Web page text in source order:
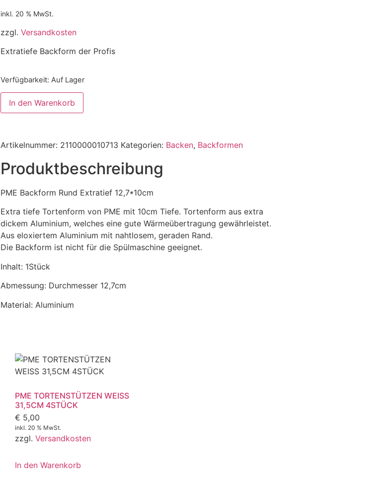
inkl. 20 % MwSt.
zzgl. Versandkosten
Extratiefe Backform der Profis
Verfügbarkeit: Auf Lager
In den Warenkorb
Artikelnummer: 2110000010713 Kategorien: Backen, Backformen
Produktbeschreibung
PME Backform Rund Extratief 12,7*10cm
Extra tiefe Tortenform von PME mit 10cm Tiefe. Tortenform aus extra
dickem Aluminium, welches eine gute Wärmeübertragung gewährleistet.
Aus eloxiertem Aluminium mit nahtlosem, geraden Rand.
Die Backform ist nicht für die Spülmaschine geeignet.
Inhalt: 1Stück
Abmessung: Durchmesser 12,7cm
Material: Aluminium
PME TORTENSTÜTZEN WEISS
31,5CM 4STÜCK
€ 5,00
inkl. 20 % MwSt.
zzgl.Versandkosten
In den Warenkorb